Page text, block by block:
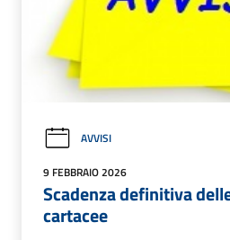
AVVISI
9 FEBBRAIO 2026
Scadenza definitiva
cartacee